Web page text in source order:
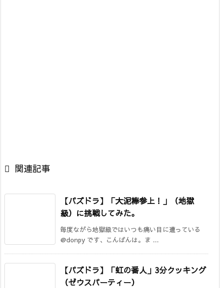
 関連記事
【パズドラ】「大泥棒参上！」（地獄
級）に挑戦してみた。
毎度ながら地獄級ではいつも痛い目に遭っている
@donpy です、こんばんは。ま ...
【パズドラ】「虹の番人」3分クッキング
（ゼウスパーティー）